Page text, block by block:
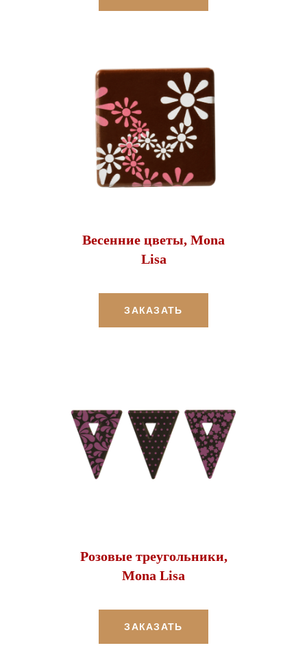
Весенние цветы, Mona
Lisa
ЗАКАЗАТЬ
Розовые треугольники,
Mona Lisa
ЗАКАЗАТЬ